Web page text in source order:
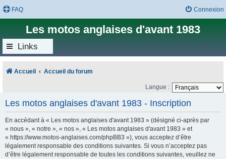
FAQ Connexion
Les motos anglaises d'avant 1983
Links
Accueil Accueil du forum
Langue :
Les motos anglaises d'avant 1983 - Inscription
En accédant à « Les motos anglaises d'avant 1983 » (désigné ci-après par
« nous », « notre », « nos », « Les motos anglaises d'avant 1983 » et
« https://www.motos-anglaises.com/phpBB3 »), vous acceptez d’être
légalement responsable des conditions suivantes. Si vous n’acceptez pas
d’être légalement responsable de toutes les conditions suivantes, veuillez ne